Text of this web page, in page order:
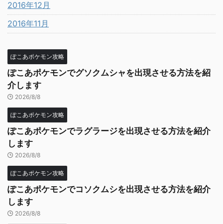
2016年12月
2016年11月
ぽこあポケモン攻略
ぽこあポケモンでグソクムシャを出現させる方法を紹
介します
2026/8/8
ぽこあポケモン攻略
ぽこあポケモンでラグラージを出現させる方法を紹介
します
2026/8/8
ぽこあポケモン攻略
ぽこあポケモンでコソクムシを出現させる方法を紹介
します
2026/8/8